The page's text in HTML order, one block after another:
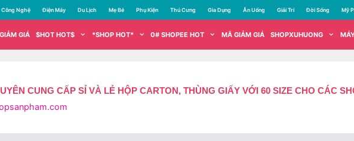
Công Nghệ Điện Máy Du Lịch Mẹ Bé Phụ Kiện Thú Cưng Gia Dụng Ăn Uống Giải Trí Đời Sống Mỹ
GIÁ $HOT HOT$ *SHOP HOT* 0# SHOPEE HOT MÃ GIẢM GIÁ SHOPXUHUONG
CUNG CẤP SỈ VÀ LẺ HỘP CARTON, THÙNG GIẤY VỚI 60 SIZE CHO CÁC